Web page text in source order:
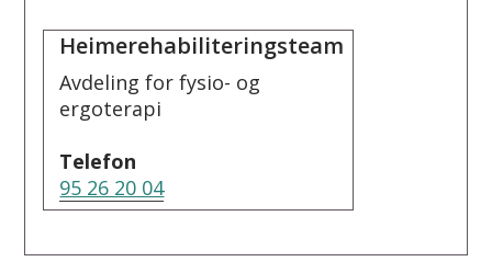
Heimerehabiliteringsteam
Avdeling for fysio- og
ergoterapi
Telefon
95 26 20 04